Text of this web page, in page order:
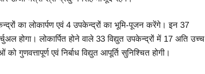
का लोकार्पण एवं 4 उपकेन्द्रों का भूमि-पूजन करेंगे। इन 37
होगा। लोकार्पित होने वाले 33 विद्युत उपकेन्द्रों में 17 अति उच्च
एवं निर्बाध विद्युत आपूर्ति सुनिश्चित होगी।